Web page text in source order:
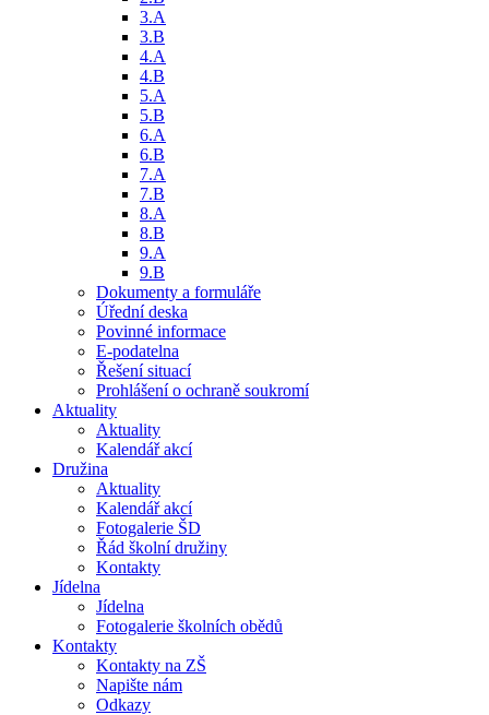
3.A
3.B
4.A
4.B
5.A
5.B
6.A
6.B
7.A
7.B
8.A
8.B
9.A
9.B
Dokumenty a formuláře
Úřední deska
Povinné informace
E-podatelna
Řešení situací
Prohlášení o ochraně soukromí
Aktuality
Aktuality
Kalendář akcí
Družina
Aktuality
Kalendář akcí
Fotogalerie ŠD
Řád školní družiny
Kontakty
Jídelna
Jídelna
Fotogalerie školních obědů
Kontakty
Kontakty na ZŠ
Napište nám
Odkazy